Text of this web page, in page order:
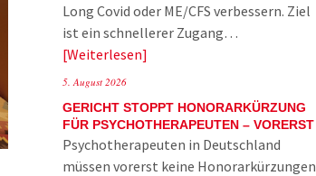
Long Covid oder ME/CFS verbessern. Ziel
ist ein schnellerer Zugang…
Weiterlesen
5. August 2026
GERICHT STOPPT HONORARKÜRZUNG
FÜR PSYCHOTHERAPEUTEN – VORERST
Psychotherapeuten in Deutschland
müssen vorerst keine Honorarkürzungen